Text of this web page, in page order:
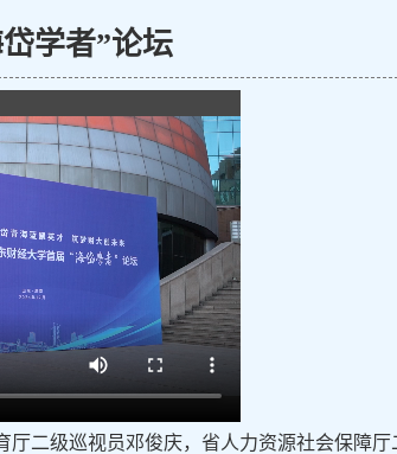
学者”论坛
二级巡视员邓俊庆，省人力资源社会保障